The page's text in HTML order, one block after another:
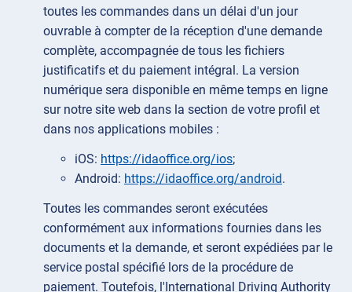
toutes les commandes dans un délai d'un jour
ouvrable à compter de la réception d'une demande
complète, accompagnée de tous les fichiers
justificatifs et du paiement intégral. La version
numérique sera disponible en même temps en ligne
sur notre site web dans la section de votre profil et
dans nos applications mobiles :
iOS: https://idaoffice.org/ios;
Android: https://idaoffice.org/android.
Toutes les commandes seront exécutées
conformément aux informations fournies dans les
documents et la demande, et seront expédiées par le
service postal spécifié lors de la procédure de
paiement. Toutefois, l'International Driving Authority